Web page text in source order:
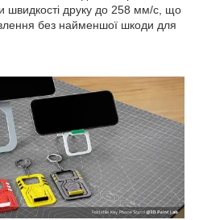
швидкості друку до 258 мм/с, що
без найменшої шкоди для